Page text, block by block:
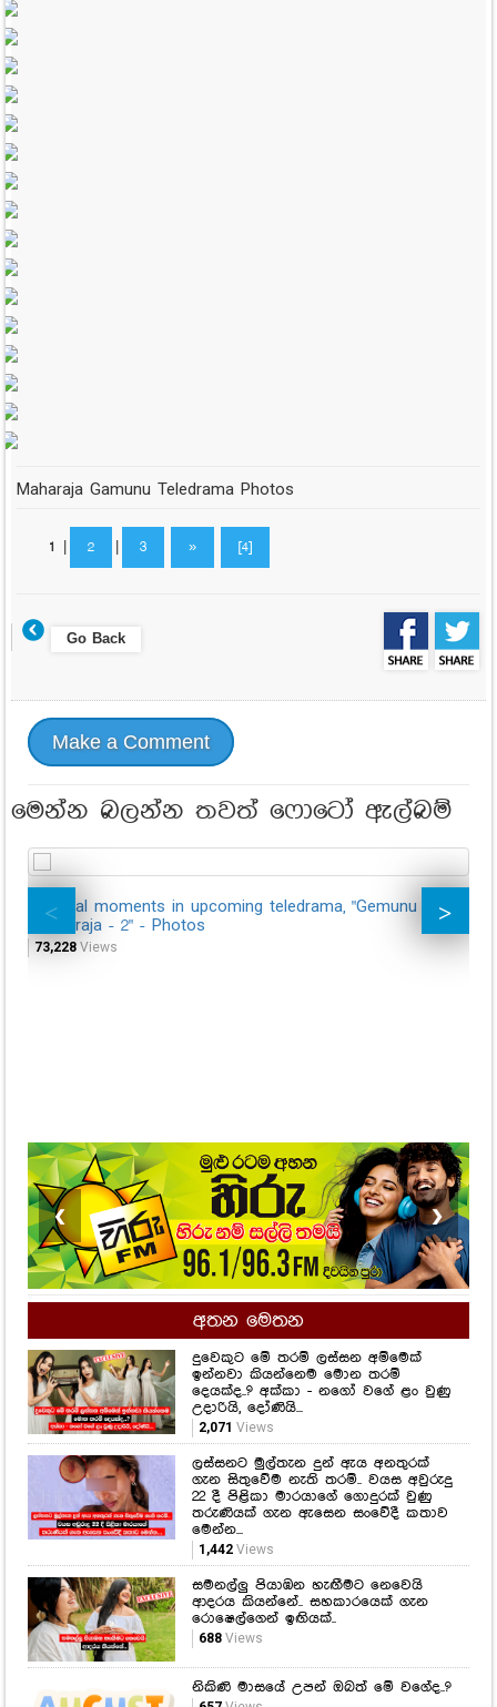
Maharaja Gamunu Teledrama Photos
1| 2 3 » [4]
Go Back
Make a Comment
මෙන්න බලන්න තවත් ෆොටෝ ඇල්බම්
Special moments in upcoming teledrama, "Gemunu
Maharaja - 2" - Photos
73,228 Views
❮ ❯
අතන මෙතන
දුවෙකුට මේ තරම් ලස්සන අම්මෙක්
ඉන්නවා කියන්නෙම මොන තරම්
දෙයක්ද..? අක්කා - නගෝ වගේ ළං වුණු
උදාරියි, දෝණියි...
2,071 Views
ලස්සනට මුල්තැන දුන් ඇය අනතුරක්
ගැන සිතුවේම නැති තරම්.. වයස අවුරුදු
22 දී පිළිකා මාරයාගේ ගොදුරක් වුණු
තරුණියක් ගැන ඇසෙන සංවේදී කතාව
මෙන්න...
1,442Views
සමනල්ලු පියාඹන හැඟීමට නෙවෙයි
ආදරය කියන්නේ.. සහකාරයෙක් ගැන
රොෂෙල්ගෙන් ඉඟියක්..
688Views
නිකිණි මාසයේ උපන් ඔබත් මේ වගේද..?